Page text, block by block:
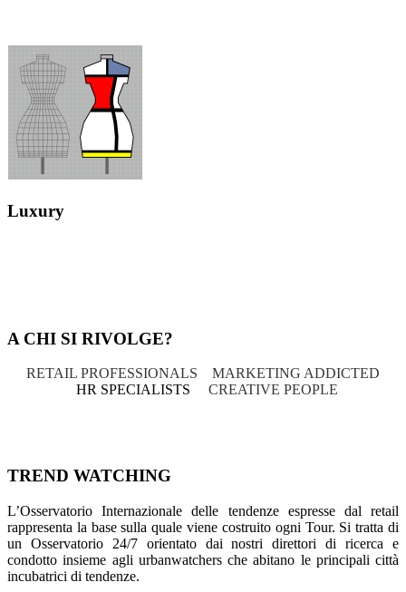
Luxury
A CHI SI RIVOLGE?
RETAIL PROFESSIONALS
MARKETING ADDICTED
HR SPECIALISTS
CREATIVE PEOPLE
TREND WATCHING
L’Osservatorio Internazionale delle tendenze espresse dal retail
rappresenta la base sulla quale viene costruito ogni Tour. Si tratta di
un Osservatorio 24/7 orientato dai nostri direttori di ricerca e
condotto insieme agli urbanwatchers che abitano le principali città
incubatrici di tendenze.